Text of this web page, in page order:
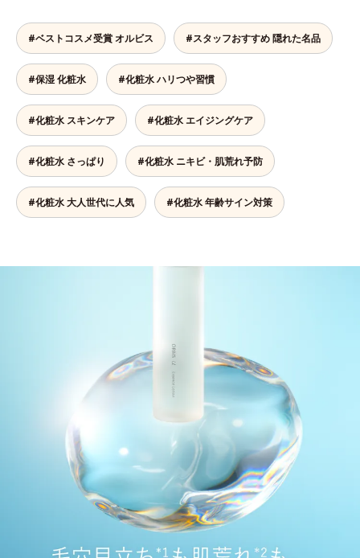
#ベストコスメ受賞 オルビス #スタッフおすすめ 隠れた名品
#保湿 化粧水 #化粧水 ハリつや習慣
#化粧水 スキンケア #化粧水 エイジングケア
#化粧水 さっぱり #化粧水 ニキビ・肌荒れ予防
#化粧水 大人世代に人気 #化粧水 年齢サイン対策